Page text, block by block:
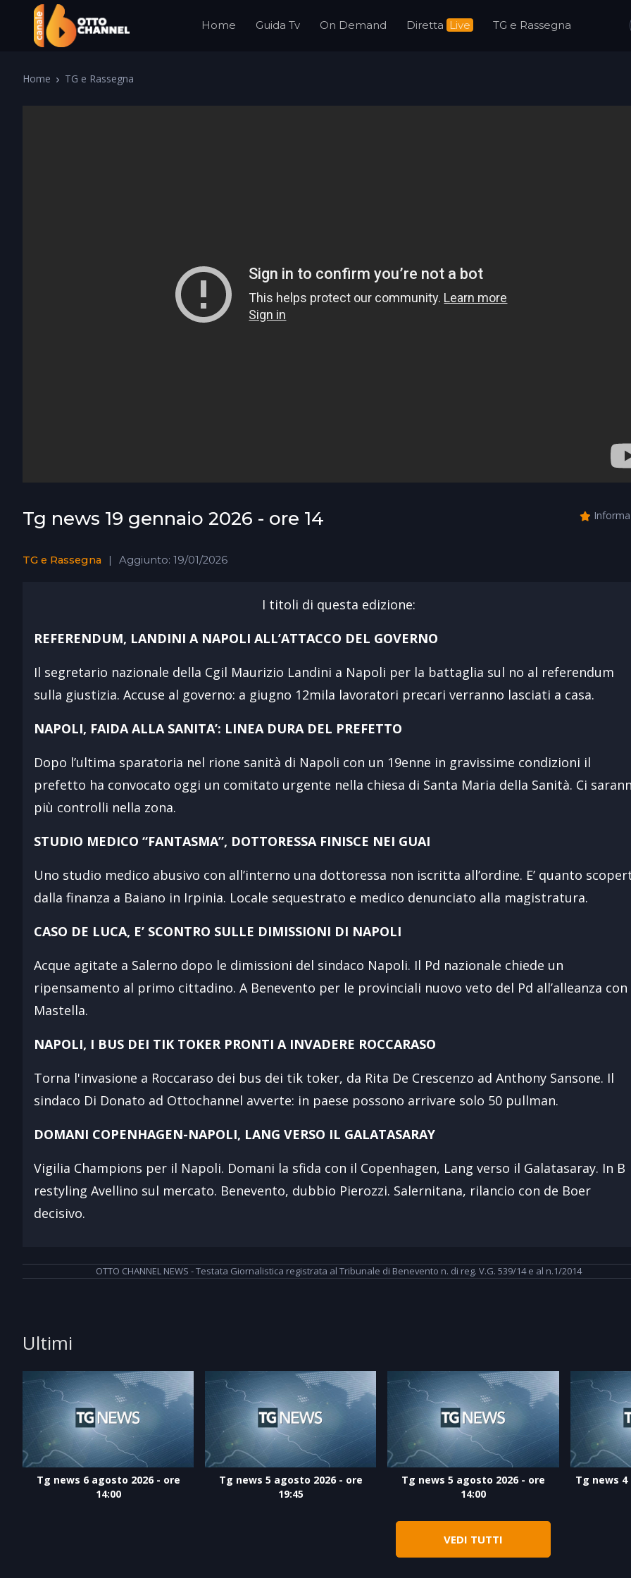
Home Guida Tv On Demand Diretta Live TG e Rassegna
Home TG e Rassegna
Tg news 19 gennaio 2026 - ore 14
TG e Rassegna Aggiunto: 19/01/2026
I titoli di questa edizione:
REFERENDUM, LANDINI A NAPOLI ALL’ATTACCO DEL GOVERNO
Il segretario nazionale della Cgil Maurizio Landini a Napoli per la battaglia sul no al referendum
sulla giustizia. Accuse al governo: a giugno 12mila lavoratori precari verranno lasciati a casa.
NAPOLI, FAIDA ALLA SANITA’: LINEA DURA DEL PREFETTO
Dopo l’ultima sparatoria nel rione sanità di Napoli con un 19enne in gravissime condizioni il
prefetto ha convocato oggi un comitato urgente nella chiesa di Santa Maria della Sanità. Ci
più controlli nella zona.
STUDIO MEDICO “FANTASMA”, DOTTORESSA FINISCE NEI GUAI
Uno studio medico abusivo con all’interno una dottoressa non iscritta all’ordine. E’ quanto
dalla finanza a Baiano in Irpinia. Locale sequestrato e medico denunciato alla magistratura.
CASO DE LUCA, E’ SCONTRO SULLE DIMISSIONI DI NAPOLI
Acque agitate a Salerno dopo le dimissioni del sindaco Napoli. Il Pd nazionale chiede un
ripensamento al primo cittadino. A Benevento per le provinciali nuovo veto del Pd all’alleanza con
Mastella.
NAPOLI, I BUS DEI TIK TOKER PRONTI A INVADERE ROCCARASO
Torna l'invasione a Roccaraso dei bus dei tik toker, da Rita De Crescenzo ad Anthony Sansone. Il
sindaco Di Donato ad Ottochannel avverte: in paese possono arrivare solo 50 pullman.
DOMANI COPENHAGEN-NAPOLI, LANG VERSO IL GALATASARAY
Vigilia Champions per il Napoli. Domani la sfida con il Copenhagen, Lang verso il Galatasaray. In B
restyling Avellino sul mercato. Benevento, dubbio Pierozzi. Salernitana, rilancio con de Boer
decisivo.
OTTO CHANNEL NEWS - Testata Giornalistica registrata al Tribunale di Benevento n. di reg. V.G. 539/14 e al n.1/2014
Ultimi
Tg news 6 agosto 2026 - ore
14:00
Tg news 5 agosto 2026 - ore
19:45
Tg news 5 agosto 2026 - ore
14:00
Tg news 4
VEDI TUTTI